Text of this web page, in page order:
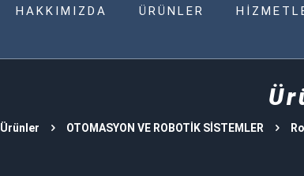
HAKKIMIZDA ÜRÜNLER
Ürünler OTOMASYON VE ROBOTİK SİSTEMLER